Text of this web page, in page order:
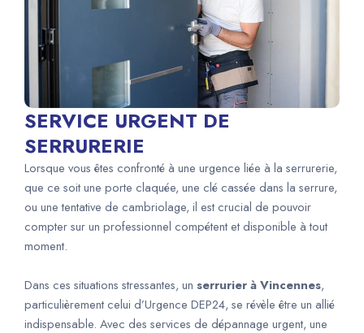
SERVICE URGENT DE
SERRURERIE
Lorsque vous êtes confronté à une urgence liée à la serrurerie,
que ce soit une porte claquée, une clé cassée dans la serrure,
ou une tentative de cambriolage, il est crucial de pouvoir
compter sur un professionnel compétent et disponible à tout
moment.
Dans ces situations stressantes, un serrurier à Vincennes,
particulièrement celui d’Urgence DEP24, se révèle être un allié
indispensable. Avec des services de dépannage urgent, une